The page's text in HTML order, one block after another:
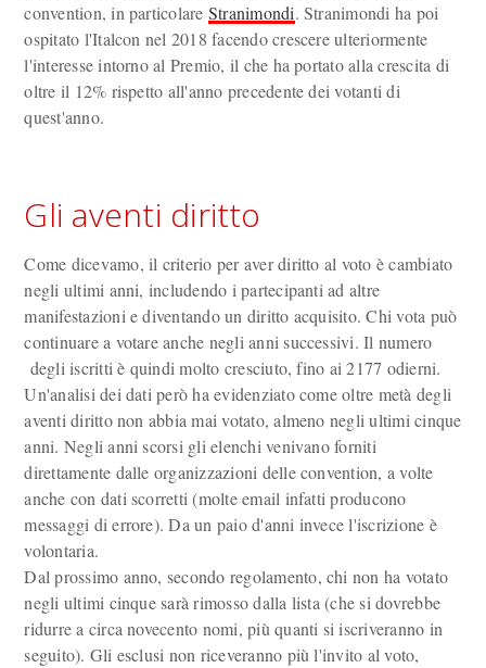
convention, in particolare Stranimondi. Stranimondi ha poi
ospitato l'Italcon nel 2018 facendo crescere ulteriormente
l'interesse intorno al Premio, il che ha portato alla crescita di
oltre il 12% rispetto all'anno precedente dei votanti di
quest'anno.
Gli aventi diritto
Come dicevamo, il criterio per aver diritto al voto è cambiato
negli ultimi anni, includendo i partecipanti ad altre
manifestazioni e diventando un diritto acquisito. Chi vota può
continuare a votare anche negli anni successivi. Il numero
degli iscritti è quindi molto cresciuto, fino ai 2177 odierni.
Un'analisi dei dati però ha evidenziato come oltre metà degli
aventi diritto non abbia mai votato, almeno negli ultimi cinque
anni. Negli anni scorsi gli elenchi venivano forniti
direttamente dalle organizzazioni delle convention, a volte
anche con dati scorretti (molte email infatti producono
messaggi di errore). Da un paio d'anni invece l'iscrizione è
volontaria.
Dal prossimo anno, secondo regolamento, chi non ha votato
negli ultimi cinque sarà rimosso dalla lista (che si dovrebbe
ridurre a circa novecento nomi, più quanti si iscriveranno in
seguito). Gli esclusi non riceveranno più l'invito al voto,